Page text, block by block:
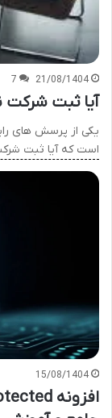
21/08/1404
7
آیا ثبت شرکت
یکی از پرسش های
است که آیا ثبت
15/08/1404